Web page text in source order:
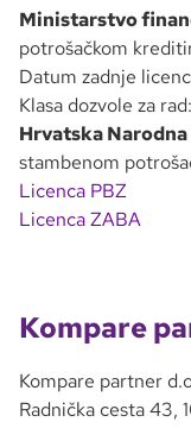
Ministarstvo
potrošačkom
Datum zadnje
Klasa dozvole za rad:
Hrvatska
stambenom
Licenca PBZ
Licenca ZABA
Kompare
Kompare partner
Radnička cesta 43,